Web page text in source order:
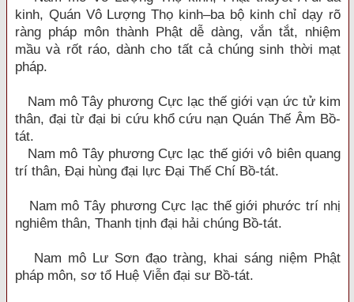
kinh, Quán Vô Lượng Thọ kinh–ba bộ kinh chỉ dạy rõ
ràng pháp môn thành Phật dễ dàng, vắn tắt, nhiệm
mầu và rốt ráo, dành cho tất cả chúng sinh thời mạt
pháp.
Nam mô Tây phương Cực lạc thế giới vạn ức tử kim
thân, đại từ đại bi cứu khổ cứu nạn Quán Thế Âm Bồ-
tát.
Nam mô Tây phương Cực lạc thế giới vô biên quang
trí thân, Đại hùng đại lực Đại Thế Chí Bồ-tát.
Nam mô Tây phương Cực lạc thế giới phước trí nhị
nghiêm thân, Thanh tịnh đại hải chúng Bồ-tát.
Nam mô Lư Sơn đạo tràng, khai sáng niệm Phật
pháp môn, sơ tổ Huệ Viễn đại sư Bồ-tát.